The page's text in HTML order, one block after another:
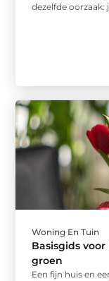
dezelfde oorzaak:
Woning En Tuin
Basisgids
groen
Een fijn huis en